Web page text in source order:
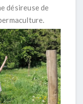
désireuse de